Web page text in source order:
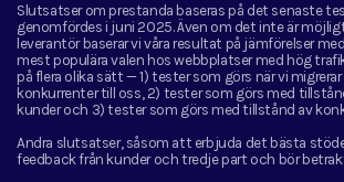
Slutsatser om prestanda baseras på det senaste
genomfördes i juni 2025. Även om det inte är
leverantör baserar vi våra resultat på jämförelser
mest populära valen hos webbplatser med hög
på flera olika sätt — 1) tester som görs när vi
konkurrenter till oss, 2) tester som görs med
kunder och 3) tester som görs med tillstånd av
Andra slutsatser, såsom att erbjuda det bästa
feedback från kunder och tredje part och bör